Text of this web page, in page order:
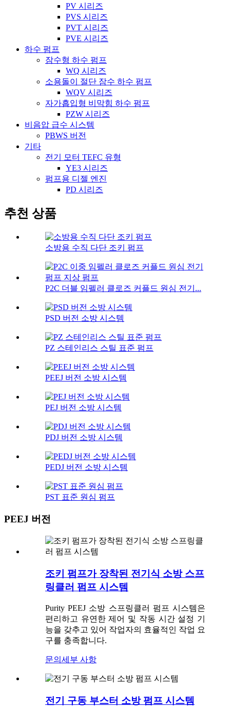
PV 시리즈
PVS 시리즈
PVT 시리즈
PVE 시리즈
하수 펌프
잠수형 하수 펌프
WQ 시리즈
소용돌이 절단 잠수 하수 펌프
WQV 시리즈
자가흡입형 비막힘 하수 펌프
PZW 시리즈
비음압 급수 시스템
PBWS 버전
기타
전기 모터 TEFC 유형
YE3 시리즈
펌프용 디젤 엔진
PD 시리즈
추천 상품
소방용 수직 다단 조키 펌프
P2C 더블 임펠러 클로즈 커플드 원심 전기...
PSD 버전 소방 시스템
PZ 스테인리스 스틸 표준 펌프
PEEJ 버전 소방 시스템
PEJ 버전 소방 시스템
PDJ 버전 소방 시스템
PEDJ 버전 소방 시스템
PST 표준 원심 펌프
PEEJ 버전
조키 펌프가 장착된 전기식 소방 스프
링클러 펌프 시스템
Purity PEEJ 소방 스프링클러 펌프 시스템은
편리하고 유연한 제어 및 작동 시간 설정 기
능을 갖추고 있어 작업자의 효율적인 작업 요
구를 충족합니다.
문의 세부 사항
전기 구동 부스터 소방 펌프 시스템